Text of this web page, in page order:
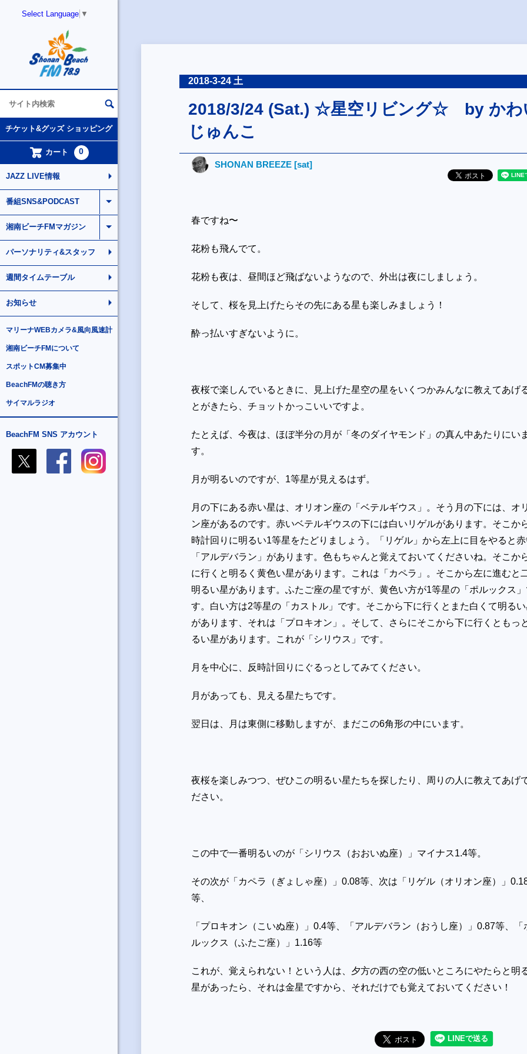
Select Language ▼
チケット&グッズ ショッピング
カート 0
JAZZ LIVE情報
番組SNS&PODCAST
湘南ビーチFMマガジン
パーソナリティ&スタッフ
週間タイムテーブル
お知らせ
マリーナWEBカメラ&風向風速計
湘南ビーチFMについて
スポットCM募集中
BeachFMの聴き方
サイマルラジオ
BeachFM SNS アカウント
2018-3-24 土
2018/3/24 (Sat.) ☆星空リビング☆ by かわ
じゅんこ
SHONAN BREEZE [sat]
春ですね〜
花粉も飛んでて。
花粉も夜は、昼間ほど飛ばないようなので、外出は夜にしましょう。
そして、桜を見上げたらその先にある星も楽しみましょう！
酔っ払いすぎないように。
夜桜で楽しんでいるときに、見上げた星空の星をいくつかみんなに教えてあげ
とがきたら、チョットかっこいいですよ。
たとえば、今夜は、ほぼ半分の月が「冬のダイヤモンド」の真ん中あたりにいま
す。
月が明るいのですが、 1等星が見えるはず。
月の下にある赤い星は、オリオン座の「ベテルギウス」。そう月の下には、オ
ン座があるのです。赤いベテルギウスの下には白いリゲルがあります。そこか
時計回りに明るい1等星をたどりましょう。「リゲル」から左上に目をやると赤
「アルデバラン」があります。色もちゃんと覚えておいてくださいね。そこか
に行くと明るく黄色い星があります。これは「カペラ」。そこから左に進むと
明るい星があります。ふたご座の星ですが、黄色い方が1等星の「ポルックス
す。白い方は2等星の「カストル」です。そこから下に行くとまた白くて明るい
があります、それは「プロキオン」。そして、さらにそこから下に行くともっ
るい星があります。これが「シリウス」です。
月を中心に、反時計回りにぐるっとしてみてください。
月があっても、見える星たちです。
翌日は、月は東側に移動しますが、まだこの6角形の中にいます。
夜桜を楽しみつつ、ぜひこの明るい星たちを探したり、周りの人に教えてあげ
ださい。
この中で一番明るいのが「シリウス（おおいぬ座）」マイナス1.4等。
その次が「カペラ（ぎょしゃ座）」 0.08等、次は「リゲル（オリオン座）」
等、
「プロキオン（こいぬ座）」 0.4等、「アルデバラン（おうし座）」 0.87等、「
ルックス（ふたご座）」 1.16等
これが、覚えられない！という人は、夕方の西の空の低いところにやたらと明
星があったら、それは金星ですから、それだけでも覚えておいてください！